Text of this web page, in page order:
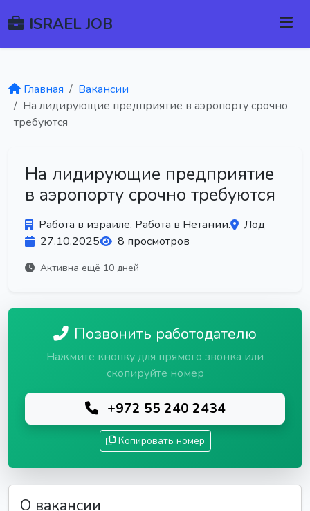
ISRAEL JOB
Главная
Вакансии
На лидирующие предприятие в аэропорту срочно
требуются
На лидирующие предприятие
в аэропорту срочно требуются
Работа в израиле. Работа в Нетании.
Лод
27.10.2025
8 просмотров
Активна ещё 10 дней
Позвонить работодателю
Нажмите кнопку для прямого звонка или
скопируйте номер
+972 55 240 2434
Копировать номер
О вакансии